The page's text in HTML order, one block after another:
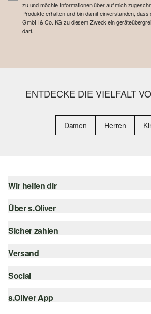
zu und möchte Informationen über auf mich
Produkte erhalten und bin damit einverstanden,
GmbH & Co. KG zu diesem Zweck ein
darf.
ENTDECKE DIE VIELFALT
Damen Herren
Wir helfen dir
Hilfe & FAQ
Größenberatung
Über s.Oliver
Newsletter
s.Oliver Card
Career
Sicher zahlen
Rechnung
Kreditkarte
Versand
Sendungsverfolgung
Post AT
Social
instagram
s.Oliver App